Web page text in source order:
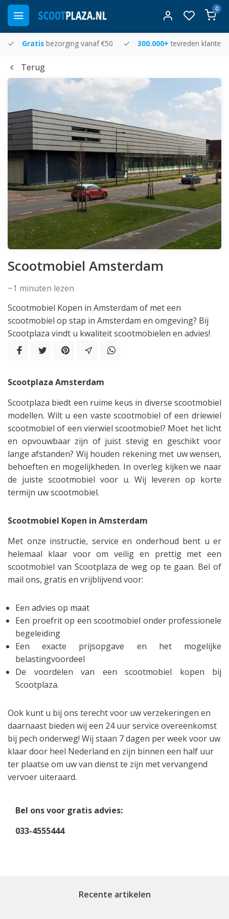
0
Gratis bezorging vanaf €50 300.000+ tevreden klanten
Terug
Scootmobiel Amsterdam
~1 minuten lezen
Scootmobiel Kopen in Amsterdam of met een
scootmobiel op stap in Amsterdam en omgeving? Bij
Scootplaza vindt u kwaliteit scootmobielen en advies!
Scootplaza Amsterdam
Scootplaza biedt een ruime keus in diverse scootmobiel
modellen. Wilt u een vaste scootmobiel of een driewiel
scootmobiel of een vierwiel scootmobiel? Moet het licht
en opvouwbaar zijn of juist stevig en geschikt voor
lange afstanden? Wij houden rekening met uw wensen,
behoeften en mogelijkheden. In overleg kijken we naar
de juiste scootmobiel voor u. Wij leveren op korte
termijn uw scootmobiel.
Scootmobiel Kopen in Amsterdam
Met onze instructie, service en onderhoud bent u er
helemaal klaar voor om veilig en prettig met een
scootmobiel van Scootplaza de weg op te gaan. Bel of
mail ons, gratis en vrijblijvend voor:
Een advies op maat
Een proefrit op een scootmobiel onder professionele
begeleiding
Een exacte prijsopgave en het mogelijke
belastingvoordeel
De voordelen van een scootmobiel kopen bij
Scootplaza.
Ook kunt u bij ons terecht voor uw verzekeringen en
daarnaast bieden wij een 24 uur service overeenkomst
bij pech onderweg! Wij staan 7 dagen per week voor uw
klaar door heel Nederland en zijn binnen een half uur
ter plaatse om uw van dienst te zijn met vervangend
vervoer uiteraard.
Bel ons voor gratis advies:
033-4555444
Recente artikelen